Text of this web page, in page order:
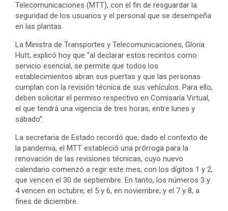
Telecomunicaciones (MTT), con el fin de resguardar la
seguridad de los usuarios y el personal que se desempeña
en las plantas.
La Ministra de Transportes y Telecomunicaciones, Gloria
Hutt, explicó hoy que “al declarar estos recintos como
servicio esencial, se permite que todos los
establecimientos abran sus puertas y que las personas
cumplan con la revisión técnica de sus vehículos. Para ello,
deben solicitar el permiso respectivo en Comisaría Virtual,
el que tendrá una vigencia de tres horas, entre lunes y
sábado”.
La secretaria de Estado recordó que, dado el contexto de
la pandemia, el MTT estableció una prórroga para la
renovación de las revisiones técnicas, cuyo nuevo
calendario comenzó a regir este mes, con los dígitos 1 y 2,
que vencen el 30 de septiembre. En tanto, los números 3 y
4 vencen en octubre; el 5 y 6, en noviembre; y el 7 y 8, a
fines de diciembre.